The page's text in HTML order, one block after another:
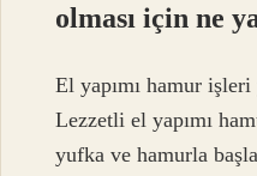
olması için ne
El yapımı hamur işleri
Lezzetli el yapımı
yufka ve hamurla